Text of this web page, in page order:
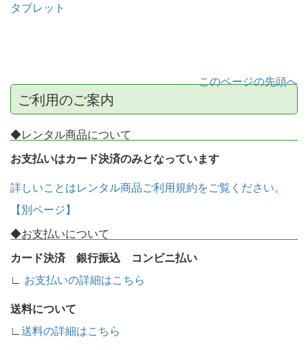
タブレット
このページの先頭へ
ご利用のご案内
◆レンタル商品について
お支払いはカード決済のみとなっています
詳しいことはレンタル商品ご利用規約をご覧ください。
【別ページ】
◆お支払いについて
カード決済 銀行振込 コンビニ払い
∟ お支払いの詳細はこちら
送料について
∟送料の詳細はこちら